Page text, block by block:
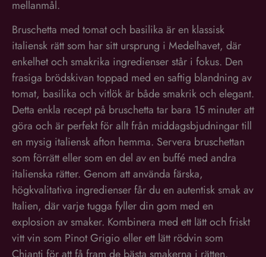
Bruschetta med tomat och basilika är en klassisk
italiensk rätt som har sitt ursprung i Medelhavet, där
enkelhet och smakrika ingredienser står i fokus. Den
frasiga brödskivan toppad med en saftig blandning av
tomat, basilika och vitlök är både smakrik och elegant.
Detta enkla recept på bruschetta tar bara 15 minuter att
göra och är perfekt för allt från middagsbjudningar till
en mysig italiensk afton hemma. Servera bruschettan
som förrätt eller som en del av en buffé med andra
italienska rätter. Genom att använda färska,
högkvalitativa ingredienser får du en autentisk smak av
Italien, där varje tugga fyller din gom med en
explosion av smaker. Kombinera med ett lätt och friskt
vitt vin som Pinot Grigio eller ett lätt rödvin som
Chianti för att få fram de bästa smakerna i rätten.
ÖVER 25 ÅR - ACCEPTERA COOKIES
ÖVER 25 ÅR - AVVISA COOKIES
VISA DETALJER
Performance-cookies används för att se hur besökare använder
webbplatsen, t.ex. analytiska kakor. Dessa cookies kan inte användas för
att direkt identifiera en viss besökare.
Namn
Leverantör/
Domän
Utgång
_ga_VG1CWVH2Y3 .vinboxen.se
1 år 1
månad
Denna cookie används av
Google Analytics för att
bevara sessionstillståndet.